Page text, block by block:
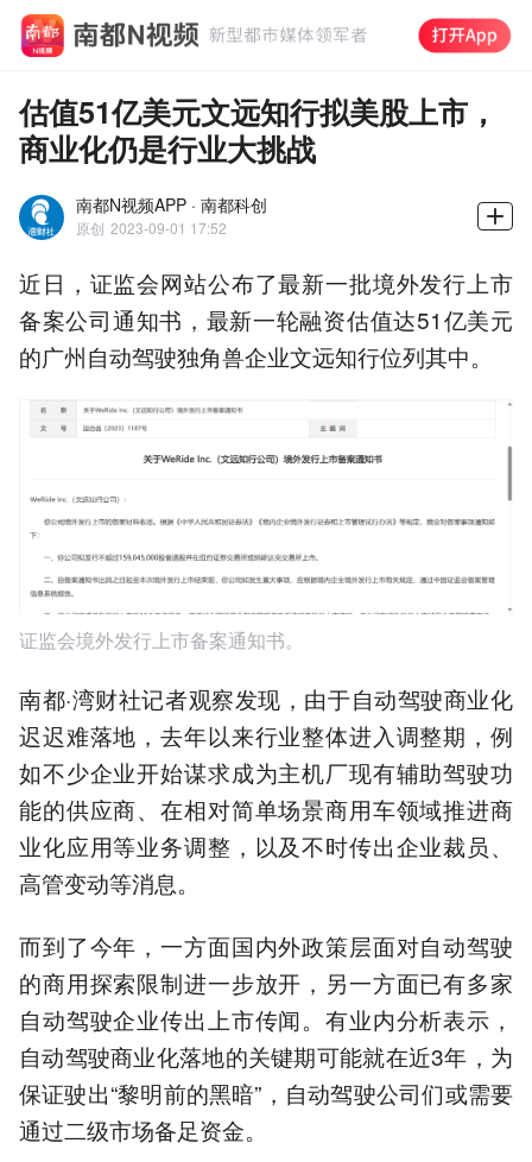
估值51亿美元文远知行拟美股上市，
商业化仍是行业大挑战
南都N视频APP · 南都科创
原创 2023-09-01 17:52
近日，证监会网站公布了最新一批境外发行上市
备案公司通知书，最新一轮融资估值达51亿美元
的广州自动驾驶独角兽企业文远知行位列其中。
证监会境外发行上市备案通知书。
南都·湾财社记者观察发现，由于自动驾驶商业化
迟迟难落地，去年以来行业整体进入调整期，例
如不少企业开始谋求成为主机厂现有辅助驾驶功
能的供应商、在相对简单场景商用车领域推进商
业化应用等业务调整，以及不时传出企业裁员、
高管变动等消息。
而到了今年，一方面国内外政策层面对自动驾驶
的商用探索限制进一步放开，另一方面已有多家
自动驾驶企业传出上市传闻。有业内分析表示，
自动驾驶商业化落地的关键期可能就在近3年，为
保证驶出“黎明前的黑暗”，自动驾驶公司们或需要
通过二级市场备足资金。